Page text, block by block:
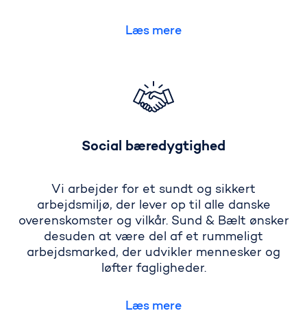
Læs mere
Social bæredygtighed
Vi arbejder for et sundt og sikkert
arbejdsmiljø, der lever op til alle danske
overenskomster og vilkår. Sund & Bælt ønsker
desuden at være del af et rummeligt
arbejdsmarked, der udvikler mennesker og
løfter fagligheder.
Læs mere